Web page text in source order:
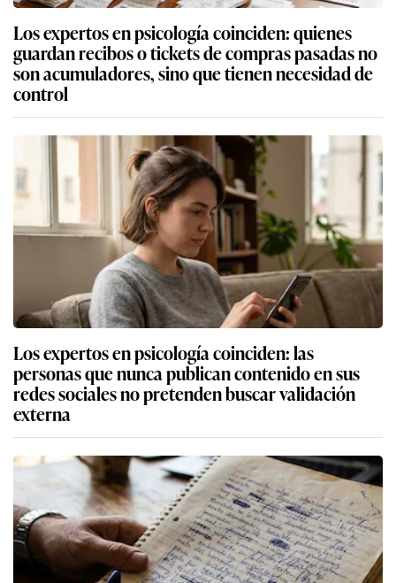
Los expertos en psicología coinciden: quienes
guardan recibos o tickets de compras pasadas no
son acumuladores, sino que tienen necesidad de
control
Los expertos en psicología coinciden: las
personas que nunca publican contenido en sus
redes sociales no pretenden buscar validación
externa